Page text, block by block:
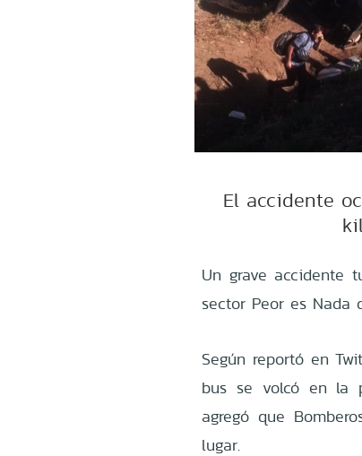
El accidente
Un grave accidente
sector Peor es Nada
Según reportó en
bus se volcó en la
agregó que
lugar.